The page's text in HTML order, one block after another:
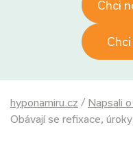
Chci
hyponamiru.cz / Napsali
Obávají se refixace,